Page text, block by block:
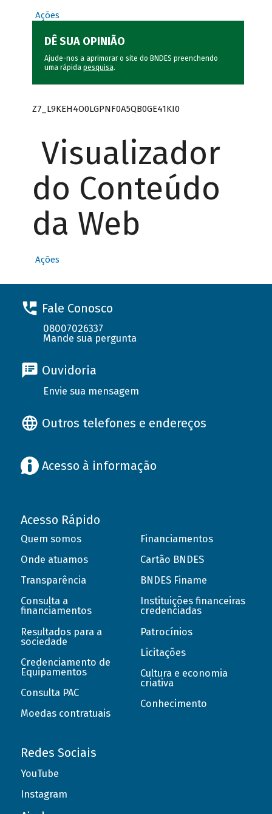
Ações
DÊ SUA OPINIÃO
Ajude-nos a aprimorar o site do BNDES preenchendo
uma rápida pesquisa.
Z7_L9KEH4O0LGPNF0A5QB0GE41KI0
Visualizador
do Conteúdo
da Web
Ações
Fale Conosco
08007026337
Mande sua pergunta
Ouvidoria
Envie sua mensagem
Outros telefones e endereços
Acesso à informação
Acesso Rápido
Quem somos
Onde atuamos
Transparência
Consulta a
financiamentos
Resultados para a
sociedade
Credenciamento de
Equipamentos
Consulta PAC
Moedas contratuais
Financiamentos
Cartão BNDES
BNDES Finame
Instituições financeiras
credenciadas
Patrocínios
Licitações
Cultura e economia
criativa
Conhecimento
Redes Sociais
YouTube
Instagram